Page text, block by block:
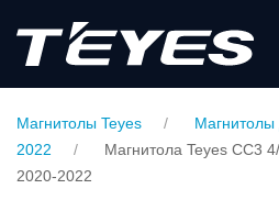
Магнитолы Teyes
Магнитолы
2022
Магнитола Teyes CC3
2020-2022